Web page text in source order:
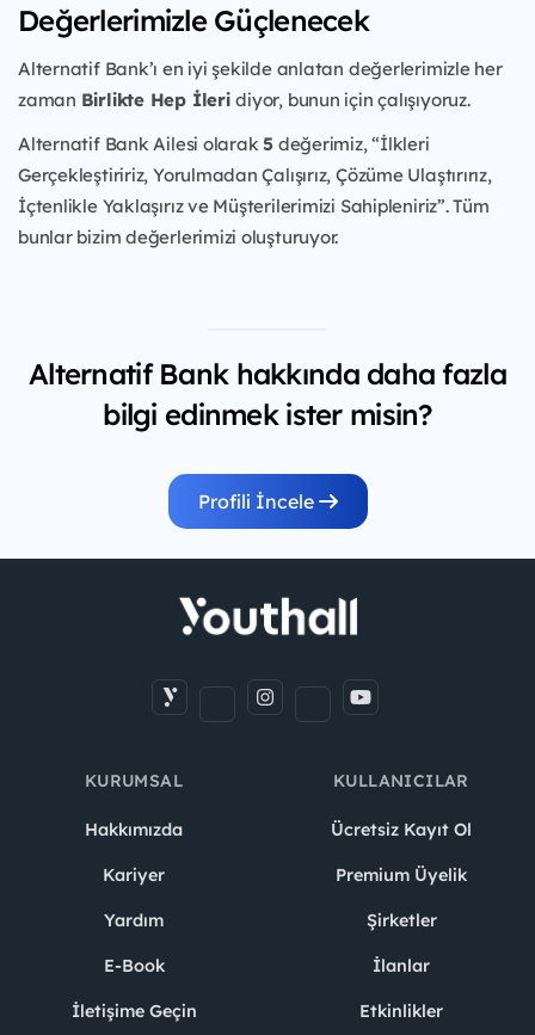
Değerlerimizle Güçlenecek
Alternatif Bank’ı en iyi şekilde anlatan değerlerimizle her
zaman Birlikte Hep İleridiyor, bunun için çalışıyoruz.
Alternatif Bank Ailesi olarak5 değerimiz, “İlkleri
Gerçekleştiririz, Yorulmadan Çalışırız, Çözüme Ulaştırırız,
İçtenlikle Yaklaşırız ve Müşterilerimizi Sahipleniriz”. Tüm
bunlar bizim değerlerimizi oluşturuyor.
Alternatif Bank hakkında daha fazla
bilgi edinmek ister misin?
Profili İncele
KURUMSAL
Hakkımızda
Kariyer
Yardım
E-Book
İletişime Geçin
KULLANICILAR
Ücretsiz Kayıt Ol
Premium Üyelik
Şirketler
İlanlar
Etkinlikler